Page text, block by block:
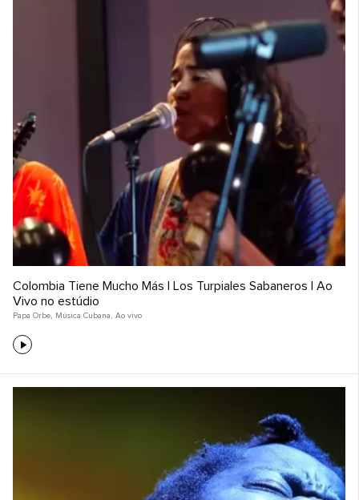
Colombia Tiene Mucho Más | Los Turpiales Sabaneros | Ao
Vivo no estúdio
Papa Orbe, Música Cubana , Ao vivo